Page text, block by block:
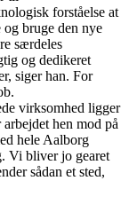
forståelse at
bruge den nye
særdeles
og dedikeret
siger han. For
virksomhed ligger
hen mod på
hele Aalborg
Vi bliver jo gearet
sådan et sted,